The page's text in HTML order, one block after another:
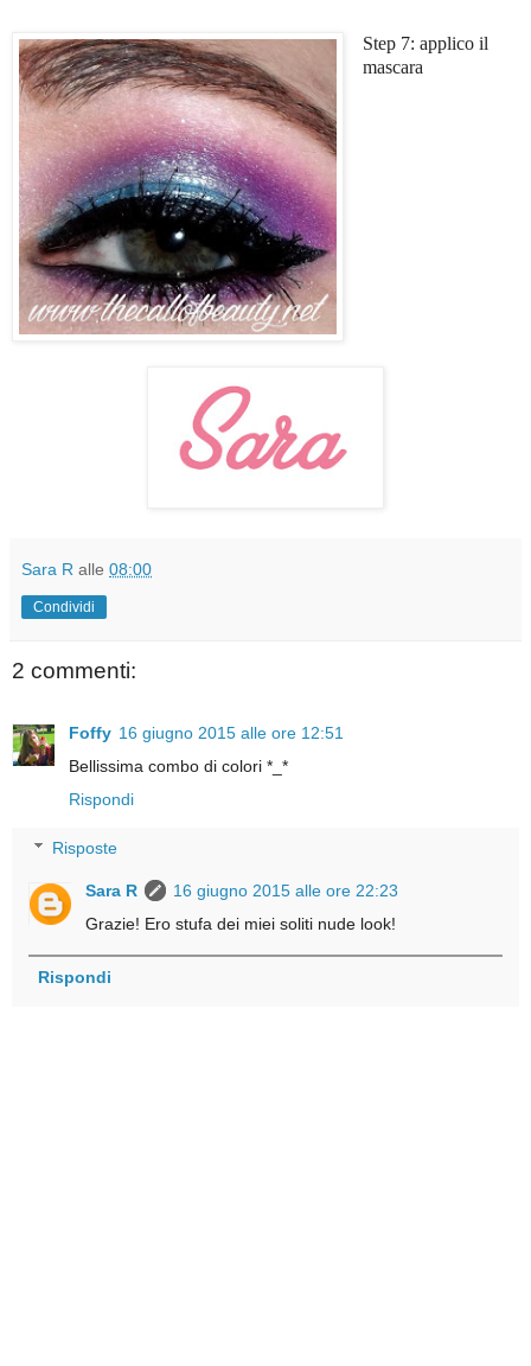
Step 7: applico il
mascara
Sara R alle 08:00
Condividi
2 commenti:
Foffy 16 giugno 2015 alle ore 12:51
Bellissima combo di colori *_*
Rispondi
Risposte
Sara R
16 giugno 2015 alle ore 22:23
Grazie! Ero stufa dei miei soliti nude look!
Rispondi